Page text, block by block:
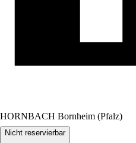
HORNBACH Bornheim (Pfalz)
Nicht reservierbar